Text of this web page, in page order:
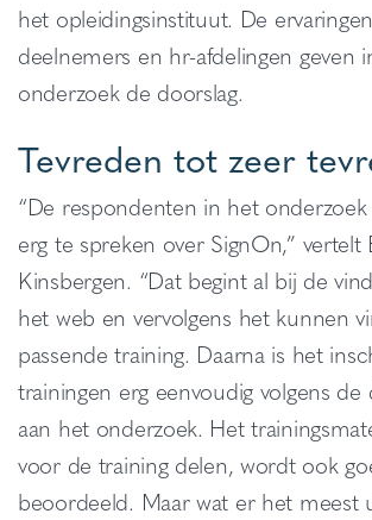
het opleidingsinstituut. De
deelnemers en hr-afdelingen geven
onderzoek de doorslag.
Tevreden tot zeer
“De respondenten in het onderzoek
erg te spreken over SignOn,” vertelt
Kinsbergen. “Dat begint al bij de
het web en vervolgens het kunnen
passende training. Daarna is het
trainingen erg eenvoudig volgens de
aan het onderzoek. Het
voor de training delen, wordt ook
beoordeeld. Maar wat er het meest